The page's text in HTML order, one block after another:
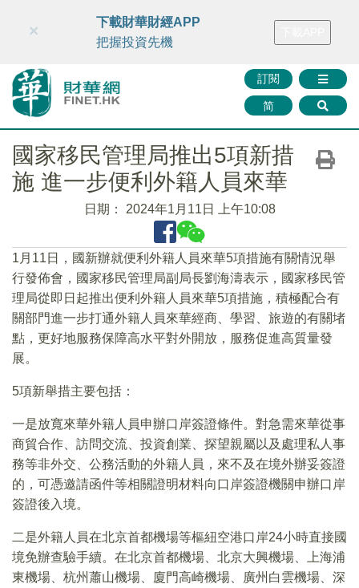
財華智庫網 FINTV FINMETA 財華證券 媒體矩陣
訂閱
简
×
下載財華財經APP
把握投資先機
國家移民管理局推出5項新措
施 進一步便利外籍人員來華
日期： 2024年1月11日 上午10:08
1月11日，國新辦就便利外籍人員來華5項措施有關情況舉
行發佈會，國家移民管理局副局長劉海濤表示，國家移民管
理局從即日起推出便利外籍人員來華5項措施，積極配合有
關部門進一步打通外籍人員來華經商、學習、旅遊的有關堵
點，更好地服務保障高水平對外開放，服務促進高質量發
展。
5項新舉措主要包括：
一是放寬來華外籍人員申辦口岸簽證條件。對急需來華從事
商貿合作、訪問交流、投資創業、探望親屬以及處理私人事
務等非外交、公務活動的外籍人員，來不及在境外辦妥簽證
的，可憑邀請函件等相關證明材料向口岸簽證機關申辦口岸
簽證後入境。
二是外籍人員在北京首都機場等樞紐空港口岸24小時直接國
境免辦查驗手續。在北京首都機場、北京大興機場、上海浦
東機場、杭州蕭山機場、廈門高崎機場、廣州白雲機場、深